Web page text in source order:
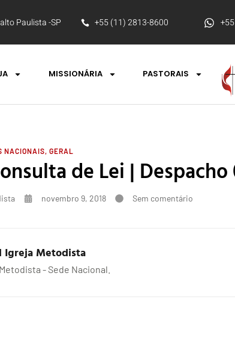
Paulista -SP +55 (11) 2813-8600
MISSIONÁRIA PASTORAIS
NACIONAIS, GERAL
de Lei | Despacho
novembro 9, 2018 Sem comentário
Igreja Metodista
- Sede Nacional.